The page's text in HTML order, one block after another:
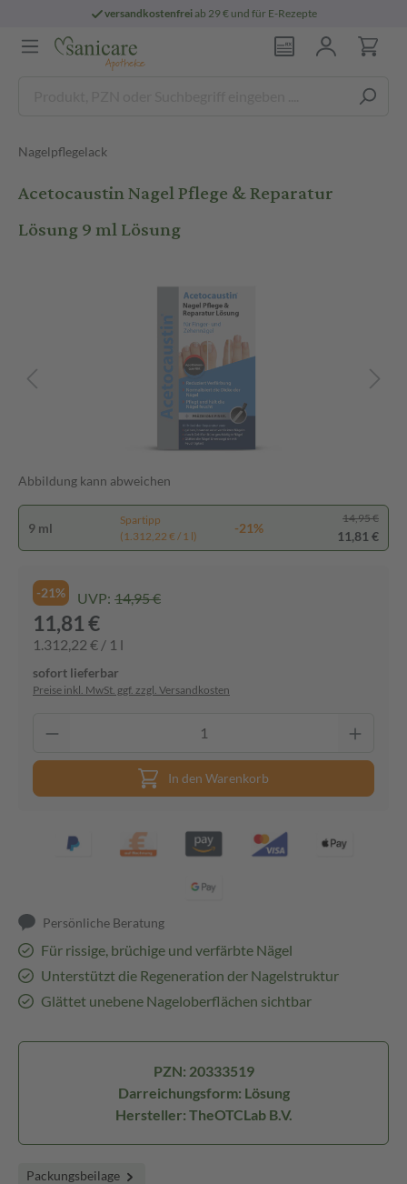
versandkostenfreiab 29 € und für E-Rezepte
Nagelpflegelack
Acetocaustin Nagel Pflege & Reparatur
Lösung 9 ml Lösung
Abbildung kann abweichen
9 ml
Spartipp
(1.312,22 € / 1 l)
-21%
14,95 €
11,81 €
-21% UVP: 14,95 €
11,81 €
1.312,22 € / 1 l
sofort lieferbar
Preise inkl. MwSt. ggf. zzgl. Versandkosten
In den Warenkorb
Persönliche Beratung
Für rissige, brüchige und verfärbte Nägel
Unterstützt die Regeneration der Nagelstruktur
Glättet unebene Nageloberflächen sichtbar
PZN: 20333519
Darreichungsform: Lösung
Hersteller: TheOTCLab B.V.
Packungsbeilage